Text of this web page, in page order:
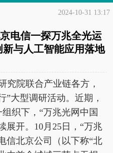
2024-10-31 13:17
电信一探万兆全光运
与人工智能应用落地
究院联合产业链各方，
”大型调研活动。近期，
织下，“万兆光网中国
展开。10月25日，“万兆
信北京公司（以下称“北